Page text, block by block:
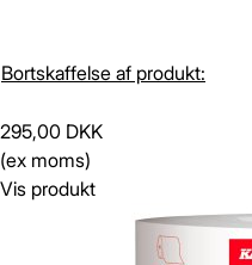
Bortskaffelse af produkt:
295,00 DKK
(ex moms)
Vis produkt